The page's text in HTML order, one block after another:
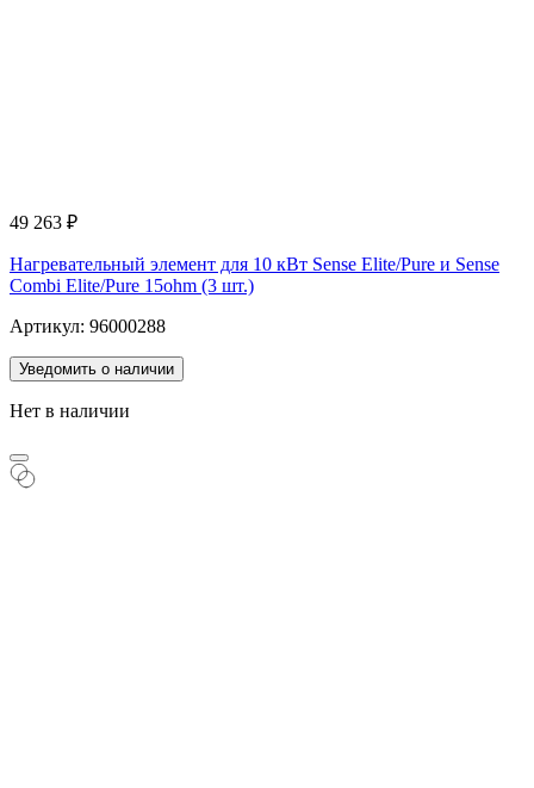
49 263 ₽
Нагревательный элемент для 10 кВт Sense Elite/Pure и Sense
Combi Elite/Pure 15ohm (3 шт.)
Артикул: 96000288
Уведомить о наличии
Нет в наличии